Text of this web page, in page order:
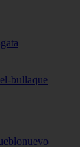
bullaque